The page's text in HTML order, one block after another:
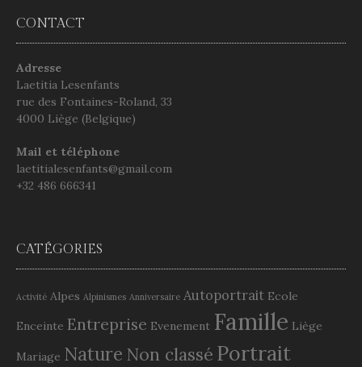
CONTACT
Adresse
Laetitia Lesenfants
rue des Fontaines-Roland, 33
4000 Liège (Belgique)
Mail et téléphone
laetitialesenfants@gmail.com
+32 486 666341
CATÉGORIES
Activité Alpes Alpinismes Anniversaire Autoportrait Ecole
Enceinte Entreprise Evenement Famille Liège
Mariage Nature Non classé Portrait